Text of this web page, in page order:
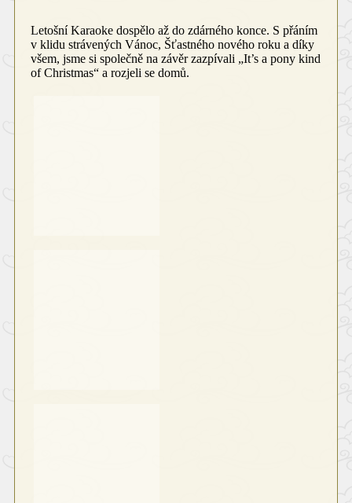
Letošní Karaoke dospělo až do zdárného konce. S přáním
v klidu strávených Vánoc, Šťastného nového roku a díky
všem, jsme si společně na závěr zazpívali „It’s a pony kind
of Christmas“ a rozjeli se domů.